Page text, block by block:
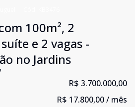
100m², 2
e 2 vagas -
no Jardins
R$ 3.700.000,00
R$ 17.800,00/ mês